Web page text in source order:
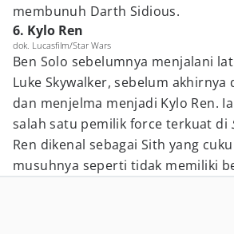
membunuh Darth Sidious.
6. Kylo Ren
dok. Lucasfilm/Star Wars
Ben Solo sebelumnya menjalani
Luke Skywalker, sebelum
dan menjelma menjadi Kylo Ren.
salah satu pemilik force terkuat di
Ren dikenal sebagai Sith yang
musuhnya seperti tidak memiliki